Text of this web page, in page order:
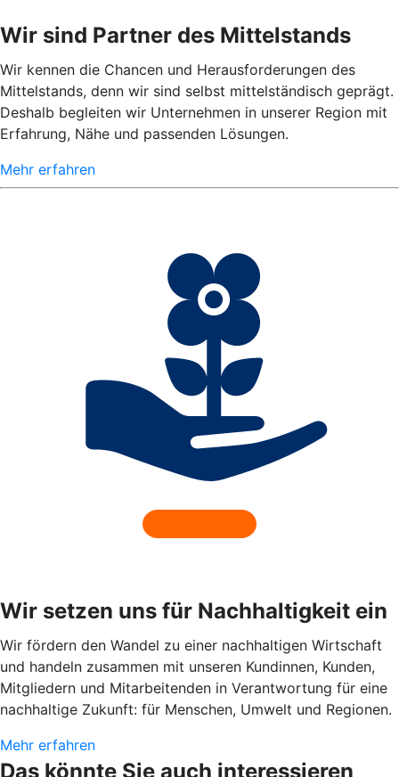
Wir sind Partner des Mittelstands
Wir kennen die Chancen und Herausforderungen des
Mittelstands, denn wir sind selbst mittelständisch geprägt.
Deshalb begleiten wir Unternehmen in unserer Region mit
Erfahrung, Nähe und passenden Lösungen.
Mehr erfahren
Wir setzen uns für Nachhaltigkeit ein
Wir fördern den Wandel zu einer nachhaltigen Wirtschaft
und handeln zusammen mit unseren Kundinnen, Kunden,
Mitgliedern und Mitarbeitenden in Verantwortung für eine
nachhaltige Zukunft: für Menschen, Umwelt und Regionen.
Mehr erfahren
Das könnte Sie auch interessieren